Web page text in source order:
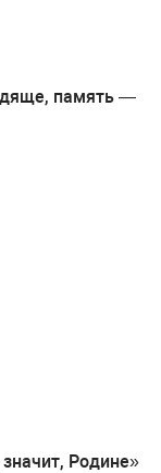
людям, а, значит, Родине»